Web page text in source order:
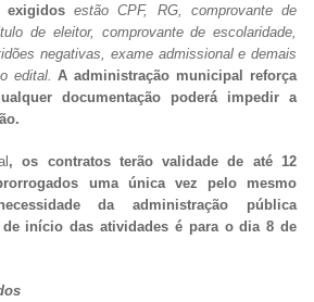
exigidos estão CPF, RG, comprovante de
de eleitor, comprovante de escolaridade,
negativas, exame admissional e demais
edital.
A administração municipal reforça
documentação poderá impedir a
, os contratos terão validade de até 12
uma única vez pelo mesmo
da administração pública
início das atividades é para o dia 8 de